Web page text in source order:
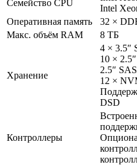
Семейство CPU
Intel
Оперативная память
32 ×
Макс. объём RAM
8 ТБ
Хранение
4 × 3.5″
10 ×
2.5″
12 ×
DSD
Контроллеры